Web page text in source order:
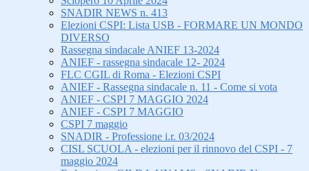
SNADIR NEWS n. 413
Elezioni CSPI: Lista USB - FORMARE UN MONDO
DIVERSO
Rassegna sindacale ANIEF 13-2024
ANIEF - rassegna sindacale 12- 2024
FLC CGIL di Roma - Elezioni CSPI
ANIEF - Rassegna sindacale n. 11 - Come si vota
ANIEF - CSPI 7 MAGGIO 2024
ANIEF - CSPI 7 MAGGIO
CSPI 7 maggio
SNADIR - Professione i.r. 03/2024
CISL SCUOLA - elezioni per il rinnovo del CSPI - 7
maggio 2024